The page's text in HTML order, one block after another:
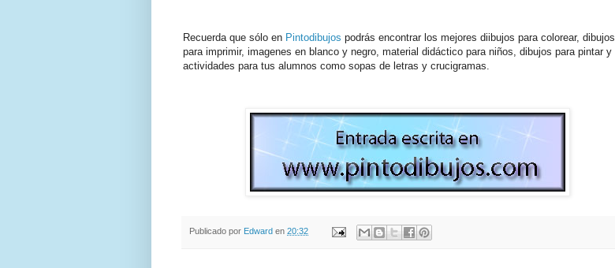
Recuerda que sólo en Pintodibujos podrás encontrar los mejores diibujos para colorear, dibujos
para imprimir, imagenes en blanco y negro, material didáctico para niños, dibujos para pintar y
actividades para tus alumnos como sopas de letras y crucigramas.
Publicado por Edward en 20:32